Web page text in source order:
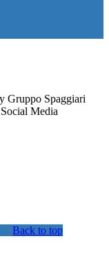
Gruppo Spaggiari
Media
Back to top